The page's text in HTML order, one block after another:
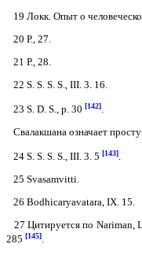
19 Локк. Опыт о
20 Р., 27.
21 Р., 28.
22 S. S. S. S., III. 3. 16.
23 S. D. S., р. 30 [142]
Свалакшана означает
24 S. S. S. S., III. 3. 5 [143].
25 Svasamvitti.
26 Bodhicaryavatara, IX. 15.
27 Цитируется по Nаriman,
285 [145].